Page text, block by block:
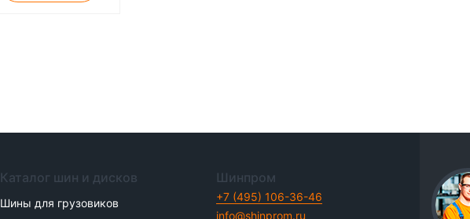
Каталог шин и дисков
Шины для грузовиков
Шинпром
+7 (495) 106-36-46
info@shinprom.ru